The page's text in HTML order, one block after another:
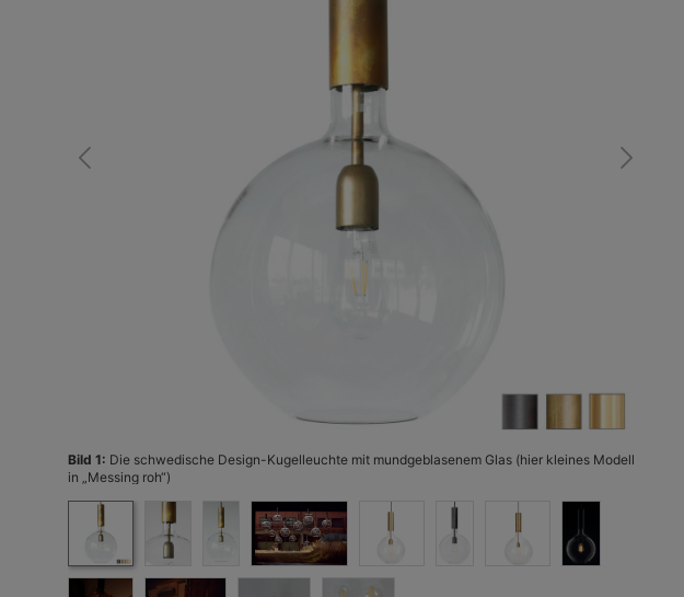
Bild 1: Die schwedische Design-Kugelleuchte mit mundgeblasenem Glas (hier kleines Modell
in „Messing roh“)